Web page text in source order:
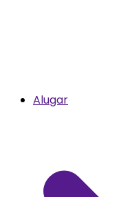
Alugar